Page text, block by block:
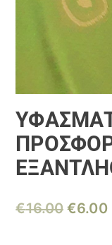
€16.00 €6.00